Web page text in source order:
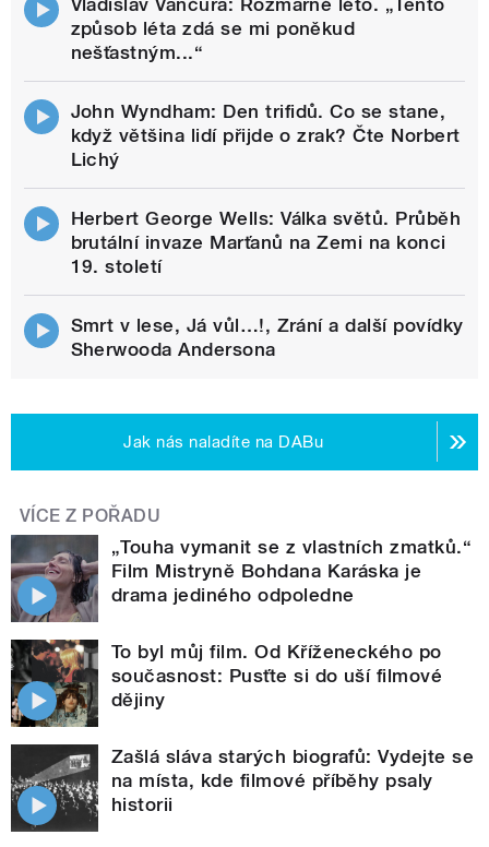
způsob léta zdá se mi poněkud
nešťastným...“
John Wyndham: Den trifidů. Co se stane,
když většina lidí přijde o zrak? Čte Norbert
Lichý
Herbert George Wells: Válka světů. Průběh
brutální invaze Marťanů na Zemi na konci
19. století
Smrt v lese, Já vůl…!, Zrání a další povídky
Sherwooda Andersona
Jak nás naladíte na DABu
VÍCE Z POŘADU
„Touha vymanit se z vlastních zmatků.“
Film Mistryně Bohdana Karáska je
drama jediného odpoledne
To byl můj film. Od Kříženeckého po
současnost: Pusťte si do uší filmové
dějiny
Zašlá sláva starých biografů: Vydejte se
na místa, kde filmové příběhy psaly
historii